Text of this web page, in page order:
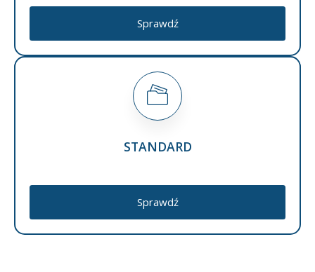
Sprawdź
STANDARD
Sprawdź